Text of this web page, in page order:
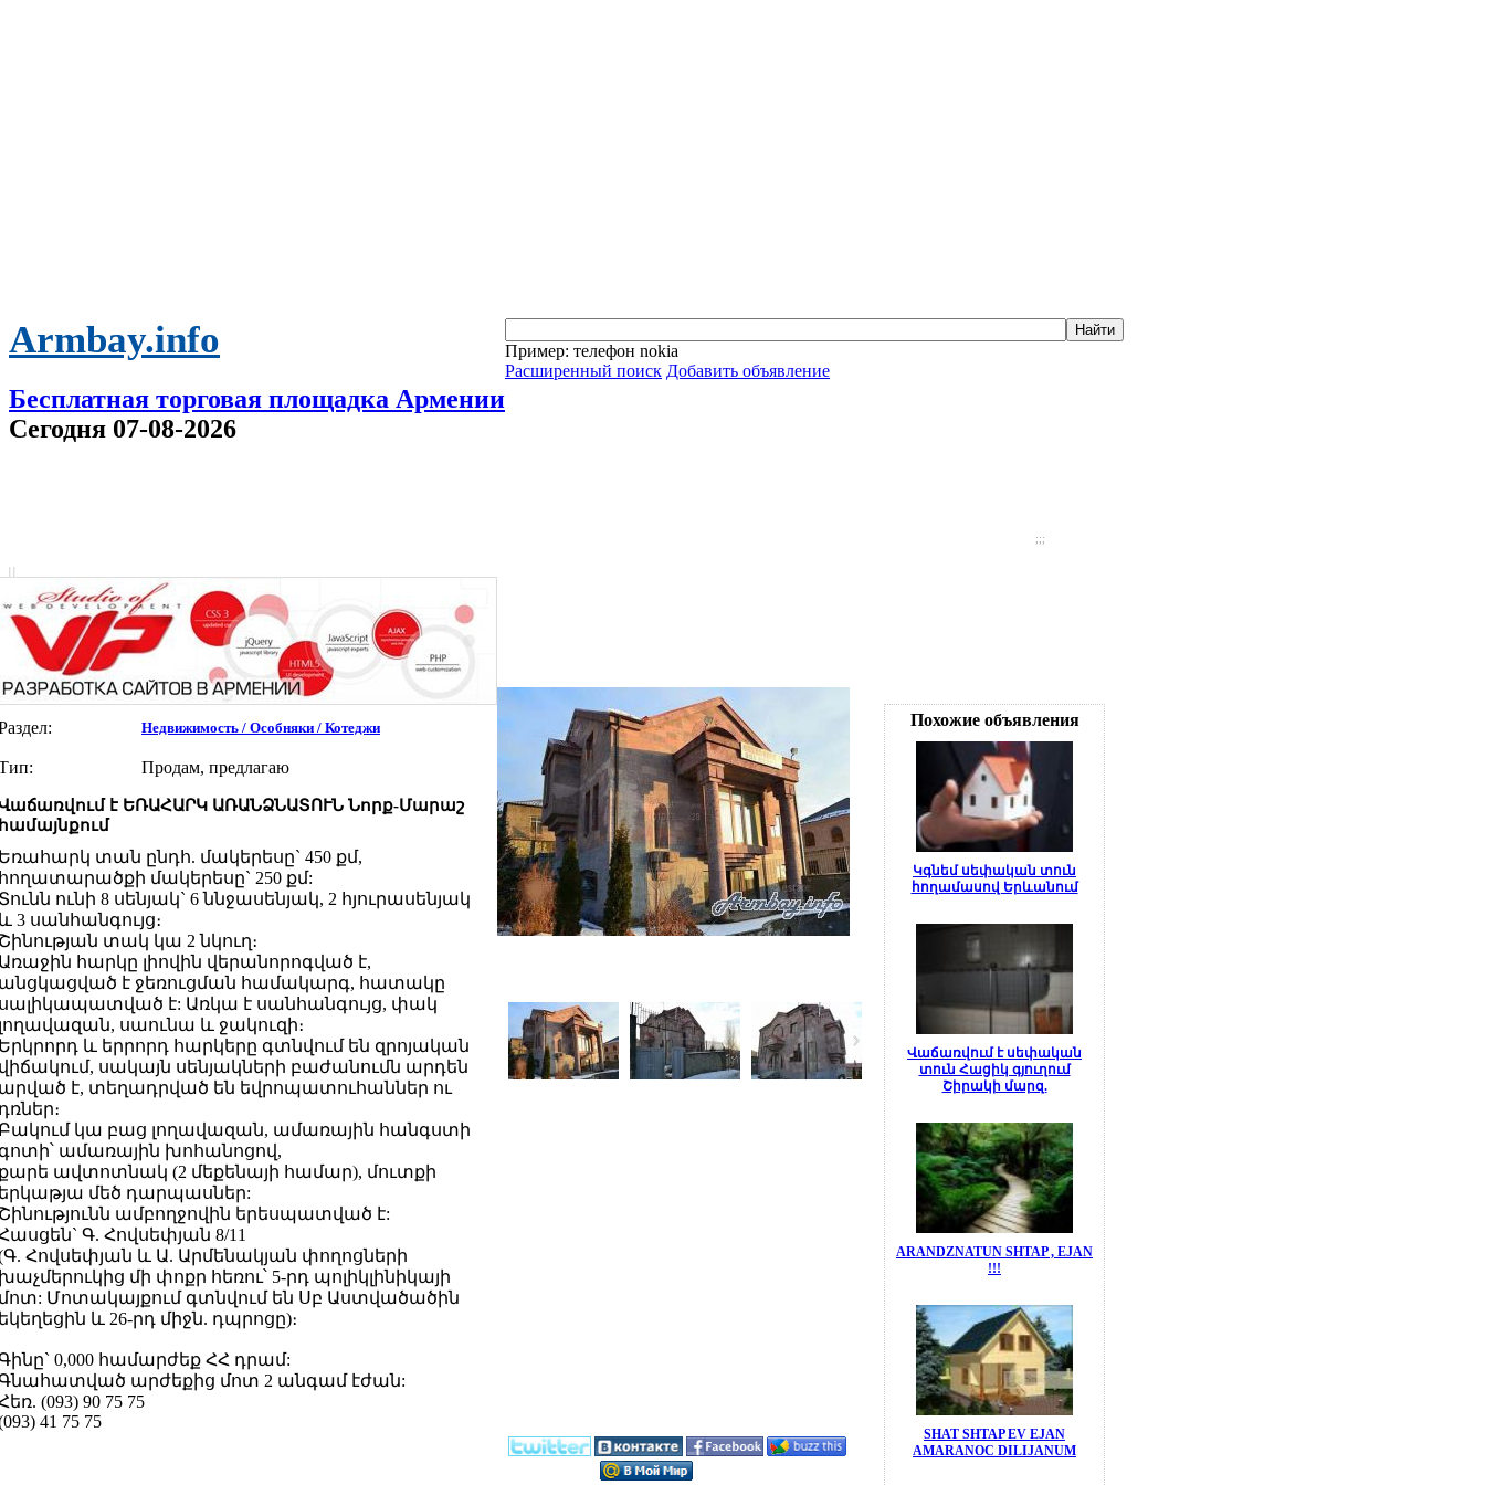
Armbay.info
Бесплатная торговая площадка Армении
Сегодня 07-08-2026
Пример: телефон nokia
Расширенный поиск Добавить объявление
;;;
Недвижимость / Особняки / Котеджи
Продам, предлагаю
է ԵՌԱՀԱՐԿ ԱՌԱՆՁՆԱՏՈՒՆ Նորք-Մարաշ
տան ընդհ. մակերեսը` 450 քմ,
մակերեսը` 250 քմ:
ունի 8 սենյակ` 6 ննջասենյակ, 2 հյուրասենյակ
3 սանհանգույց։
տակ կա 2 նկուղ։
հարկը լիովին վերանորոգված է,
է ջեռուցման համակարգ, հատակը
է: Առկա է սանհանգույց, փակ
սաունա և ջակուզի։
և երրորդ հարկերը գտնվում են զրոյական
սակայն սենյակների բաժանումն արդեն
է, տեղադրված են եվրոպատուհաններ ու
կա բաց լողավազան, ամառային հանգստի
ամառային խոհանոցով,
ավտոտնակ (2 մեքենայի համար), մուտքի
մեծ դարպասներ:
ամբողջովին երեսպատված է:
Գ. Հովսեփյան 8/11
Հովսեփյան և Ա. Արմենակյան փողոցների
մի փոքր հեռու՝ 5-րդ պոլիկլինիկայի
Մոտակայքում գտնվում են Սբ Աստվածածին
և 26-րդ միջն. դպրոցը)։
0,000 համարժեք ՀՀ դրամ:
արժեքից մոտ 2 անգամ էժան:
(093) 90 75 75
41 75 75
Похожие объявления
Կգնեմ սեփական տուն
հողամասով Երևանում
Վաճառվում է սեփական
տուն Հացիկ գյուղում
Շիրակի մարզ.
ARANDZNATUN SHTAP , EJAN
!!!
SHAT SHTAP EV EJAN
AMARANOC DILIJANUM